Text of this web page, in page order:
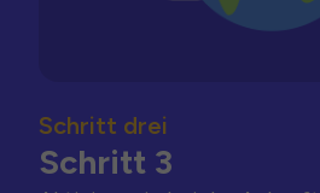
Schritt drei
Schritt 3